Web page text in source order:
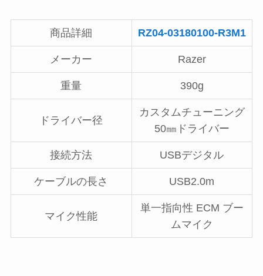
商品詳細 RZ04-03180100-R3M1
メーカー Razer
重量 390g
ドライバー径
カスタムチューニング
50㎜ドライバー
接続方法 USBデジタル
ケーブルの長さ USB2.0m
マイク性能
単一指向性 ECM ブー
ムマイク